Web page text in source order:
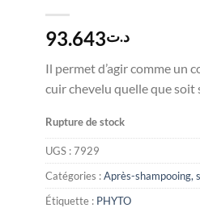
د.ت93.643
Il permet d’agir comme un
cuir chevelu quelle que soit
Rupture de stock
UGS :7929
Catégories :Après-shampooing,
Étiquette : PHYTO